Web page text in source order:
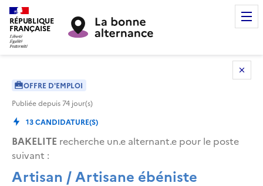
RÉPUBLIQUE
FRANÇAISE
OFFRE D'EMPLOI
Publiée depuis74 jour(s)
13CANDIDATURE(S)
BAKELITE recherche un.e alternant.e pour le poste
suivant :
Artisan / Artisane ébéniste